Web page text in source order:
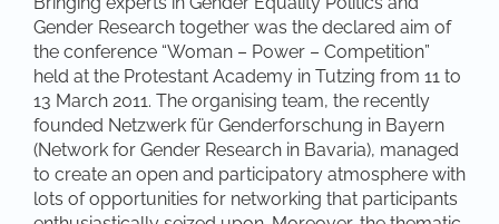
Gender Research together was the declared aim of
the conference “Woman – Power – Competition”
held at the Protestant Academy in Tutzing from 11 to
13 March 2011. The organising team, the recently
founded Netzwerk für Genderforschung in Bayern
(Network for Gender Research in Bavaria), managed
to create an open and participatory atmosphere with
lots of opportunities for networking that participants